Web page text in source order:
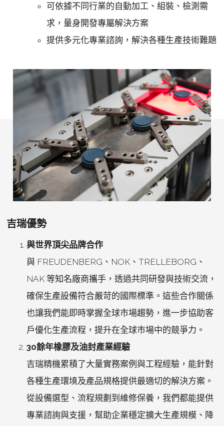
可依據不同行業的自動加工、組裝、檢測需
求，量身開發專屬解決方案
提供多元化專業諮詢，解決各種生產技術難題
吉瑞優勢
與世界頂尖品牌合作
與 FREUDENBERG、NOK、TRELLEBORG、
NAK 等知名廠商攜手，透過共同研發與技術交流，
確保生產設備符合嚴苛的國際標準。這些合作關係
也讓我們能即時掌握全球市場趨勢，進一步協助客
戶優化生產流程，提升在全球市場中的競爭力。
30餘年橡膠及油封產業經驗
吉瑞精機累積了大量實務案例與工程經驗，能針對
各種生產環境及產品規格提供最適切的解決方案。
從設備選型、流程規劃到維修保養，我們都能提供
專業諮詢與支援，幫助企業穩定擴大生產規模、降